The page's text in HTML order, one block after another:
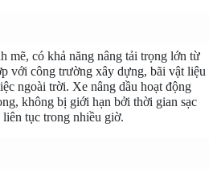
mẽ, có khả năng nâng tải trọng lớn từ
với công trường xây dựng, bãi vật liệu
ngoài trời. Xe nâng dầu hoạt động
không bị giới hạn bởi thời gian sạc
tục trong nhiều giờ.